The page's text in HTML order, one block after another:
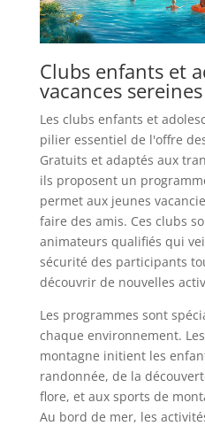
Clubs enfants et
vacances sereines
Les clubs enfants et
pilier essentiel de l'offre
Gratuits et adaptés aux
ils proposent un
permet aux jeunes
faire des amis. Ces clubs
animateurs qualifiés qui
sécurité des participants
découvrir de nouvelles
Les programmes sont
chaque environnement.
montagne initient les
randonnée, de la
flore, et aux sports de
Au bord de mer, les